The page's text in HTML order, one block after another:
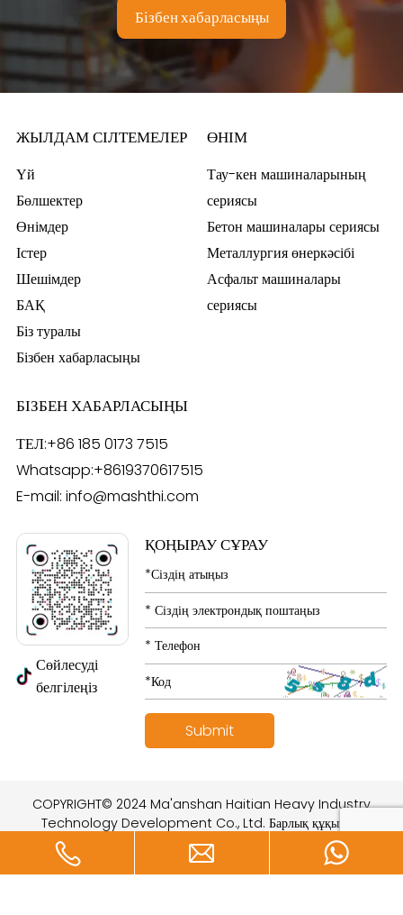
Бізбен хабарласыңы
ЖЫЛДАМ СІЛТЕМЕЛЕР
Үй
Бөлшектер
Өнімдер
Істер
Шешімдер
БАҚ
Біз туралы
Бізбен хабарласыңы
ӨНІМ
Тау-кен машиналарының
сериясы
Бетон машиналары сериясы
Металлургия өнеркәсібі
Асфальт машиналары
сериясы
БІЗБЕН ХАБАРЛАСЫҢЫ
ТЕЛ:+86 185 0173 7515
Whatsapp:+8619370617515
E-mail: info@mashthi.com
Сөйлесуді
белгілеңіз
ҚОҢЫРАУ СҰРАУ
COPYRIGHT© 2024 Ma'anshan Haitian Heavy Industry
Technology Development Co., Ltd. Барлық құқықтар
қорғалған.
құрастырған